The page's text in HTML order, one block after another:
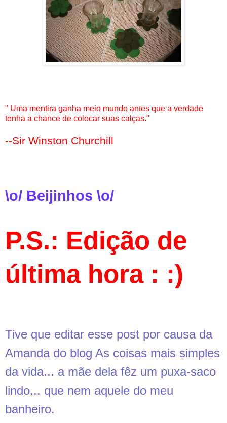
" Uma mentira ganha meio mundo antes que a verdade
tenha a chance de colocar suas calças."
--Sir Winston Churchill
\o/ Beijinhos \o/
P.S.: Edição de
última hora : :)
Tive que editar esse post por causa da
Amanda do blog As coisas mais simples
da vida... a mãe dela fêz um puxa-saco
lindo... que nem aquele do meu
banheiro.